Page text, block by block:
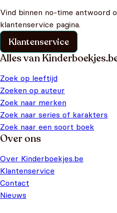
Vind binnen no-time antwoord
klantenservice pagina.
Klantenservice
Alles van
Zoek op leeftijd
Zoeken op auteur
Zoek naar merken
Zoek naar series of karakters
Zoek naar een soort boek
Over ons
Over Kinderboekjes.be
Klantenservice
Contact
Nieuws